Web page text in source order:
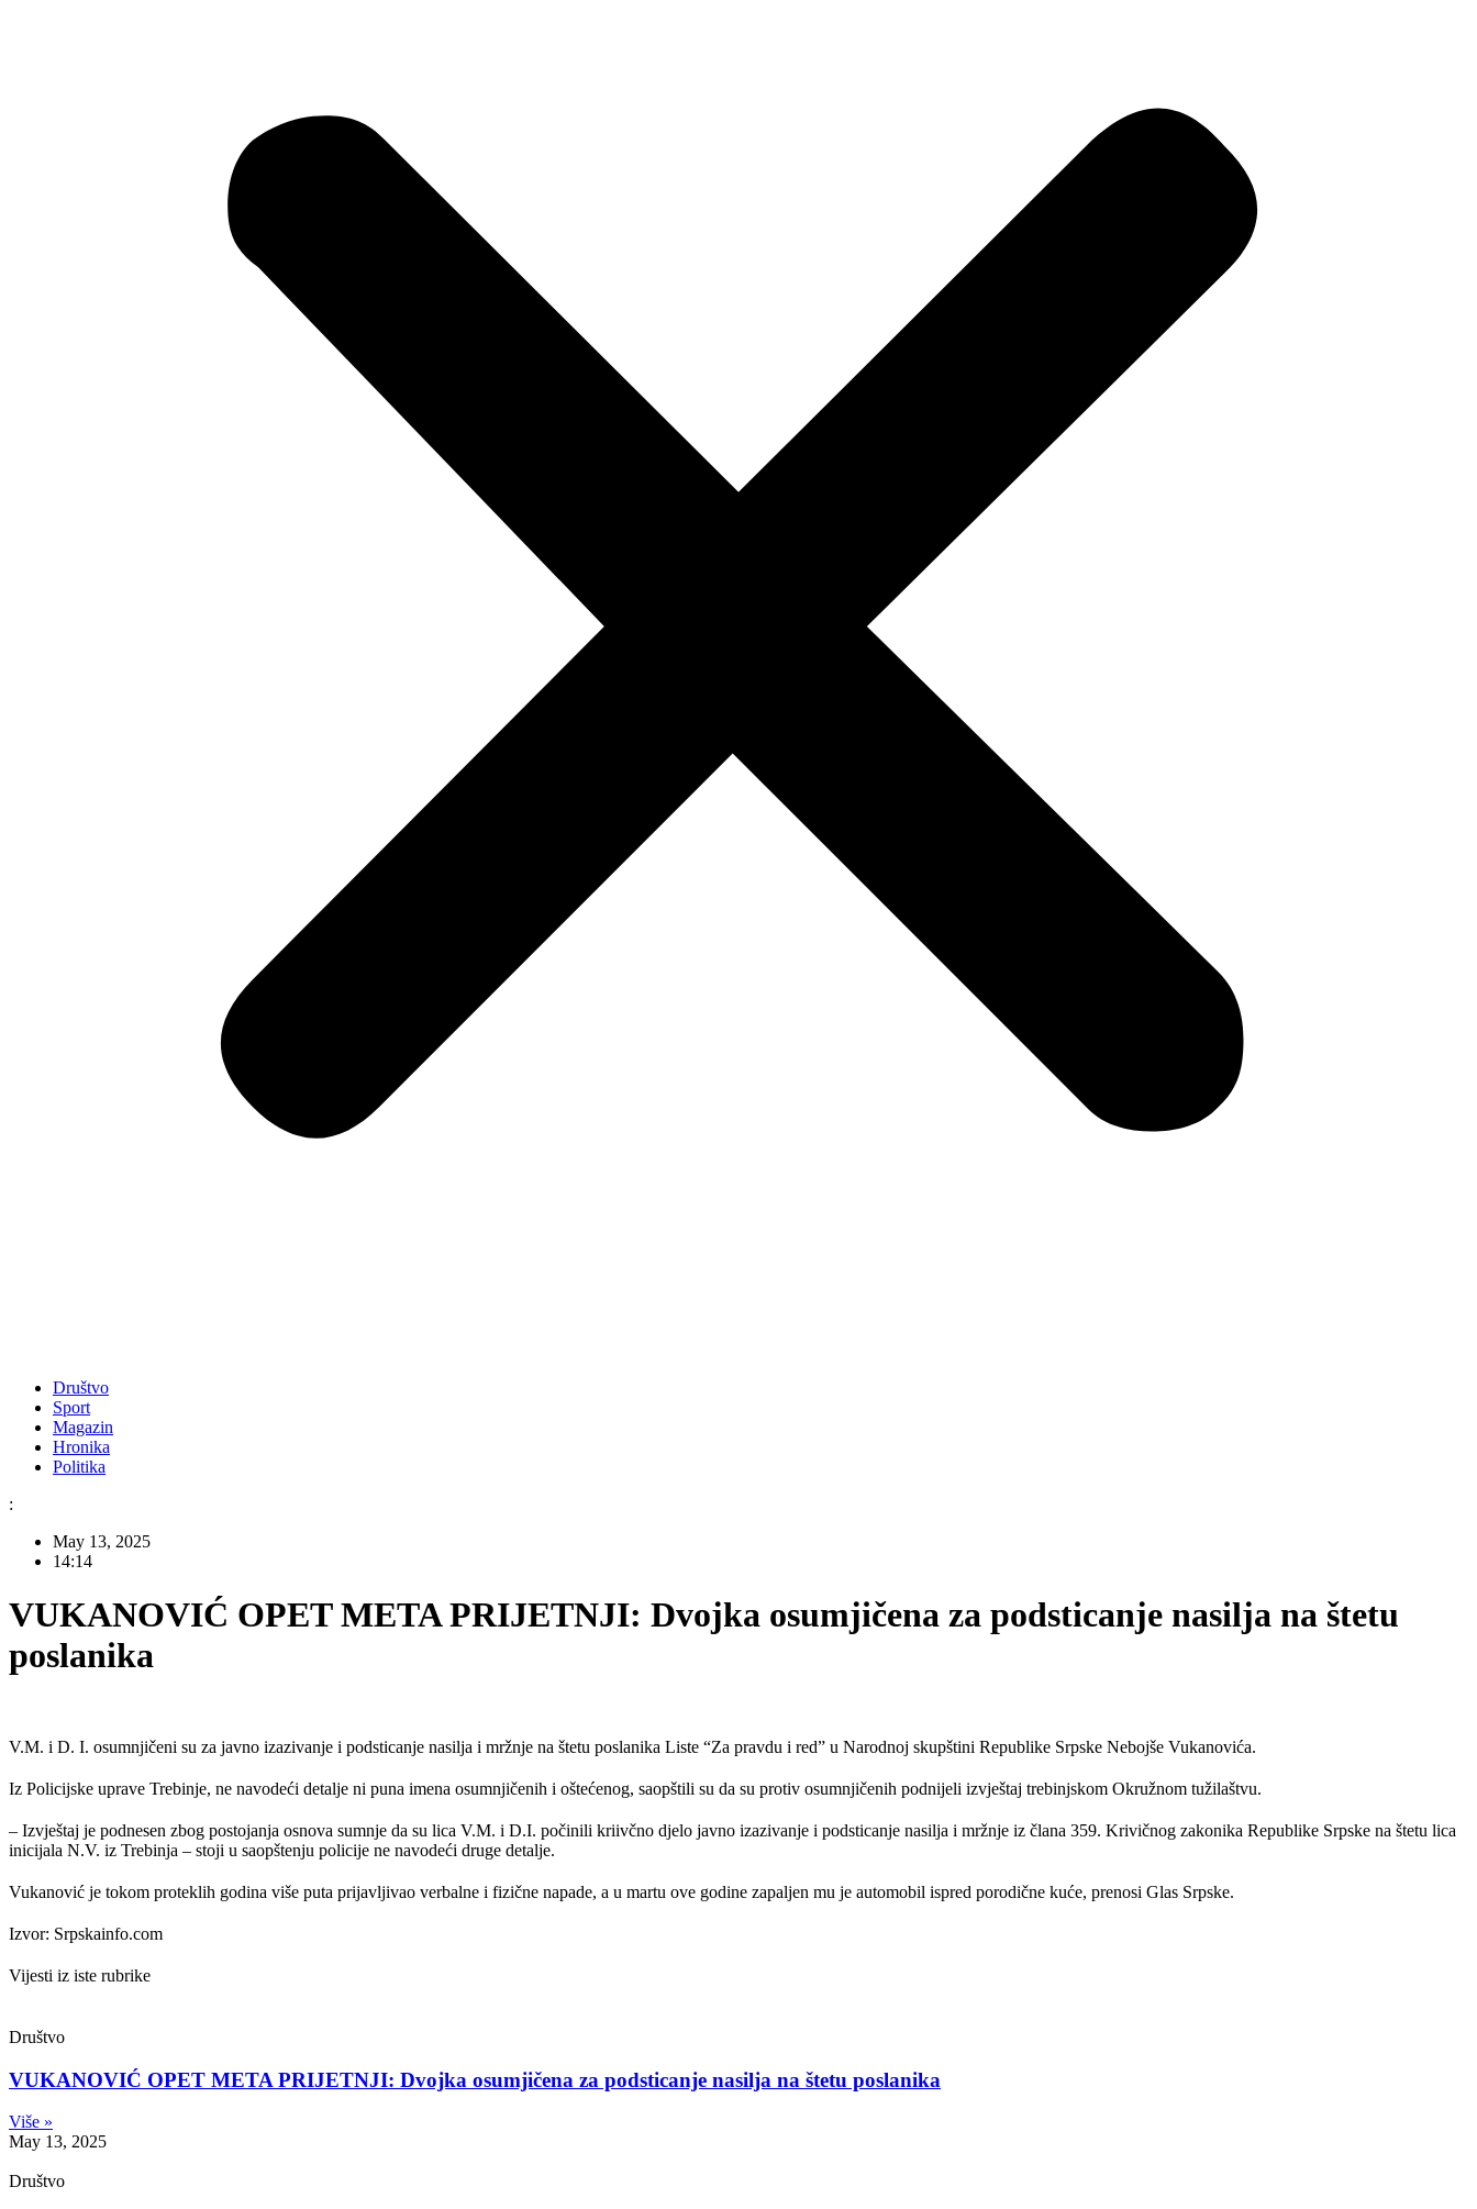
Društvo
Sport
Magazin
Hronika
Politika
:
May 13, 2025
14:14
VUKANOVIĆ OPET META PRIJETNJI: Dvojka osumjičena za podsticanje nasilja na štetu
poslanika
V.M. i D. I. osumnjičeni su za javno izazivanje i podsticanje nasilja i mržnje na štetu poslanika Liste “Za pravdu i red” u Narodnoj skupštini Republike Srpske Nebojše Vukanovića.
Iz Policijske uprave Trebinje, ne navodeći detalje ni puna imena osumnjičenih i oštećenog, saopštili su da su protiv osumnjičenih podnijeli izvještaj trebinjskom Okružnom tužilaštvu.
– Izvještaj je podnesen zbog postojanja osnova sumnje da su lica V.M. i D.I. počinili kriivčno djelo javno izazivanje i podsticanje nasilja i mržnje iz člana 359. Krivičnog zakonika Republike Srpske na štetu lica
inicijala N.V. iz Trebinja – stoji u saopštenju policije ne navodeći druge detalje.
Vukanović je tokom proteklih godina više puta prijavljivao verbalne i fizične napade, a u martu ove godine zapaljen mu je automobil ispred porodične kuće, prenosi Glas Srpske.
Izvor: Srpskainfo.com
Vijesti iz iste rubrike
Društvo
VUKANOVIĆ OPET META PRIJETNJI: Dvojka osumjičena za podsticanje nasilja na štetu poslanika
Više »
May 13, 2025
Društvo